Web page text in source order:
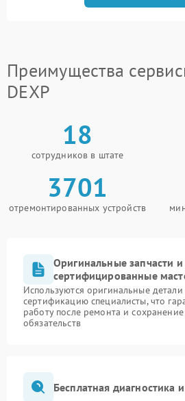
Преимущества
DEXP
18
сотрудников в штате
3701
отремонтированных устройств
Оригинальные запчасти и
сертифицированные
Используются оригинальные
сертификацию специалисты, что
работу после ремонта и
обязательств
Бесплатная диагностика